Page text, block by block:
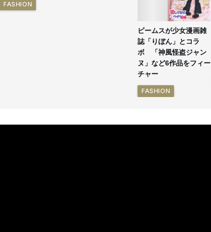
FASHION
ビームスが少女漫画雑
誌「りぼん」とコラ
ボ 「神風怪盗ジャン
ヌ」など6作品をフィー
チャー
FASHION